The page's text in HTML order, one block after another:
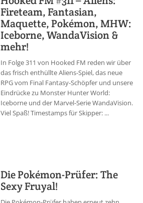
Fireteam, Fantasian,
Maquette, Pokémon, MHW:
Iceborne, WandaVision &
mehr!
In Folge 311 von Hooked FM reden wir über
das frisch enthüllte Aliens-Spiel, das neue
RPG vom Final Fantasy-Schöpfer und unsere
Eindrücke zu Monster Hunter World:
Iceborne und der Marvel-Serie WandaVision.
Viel Spaß! Timestamps für Skipper: ...
Die Pokémon-Prüfer: The
Sexy Fruyal!